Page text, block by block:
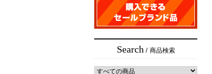
Search/ 商品検索